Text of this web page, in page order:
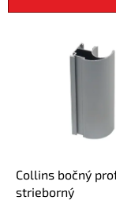
p
Collins bočný
strieborný